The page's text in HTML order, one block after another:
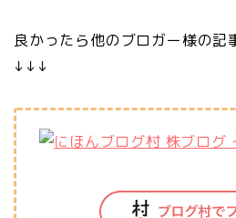
良かったら他のブロガー様の記
↓↓↓